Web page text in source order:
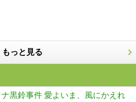
もっと見る
ナ黒鈴事件 愛よいま、風にかえれ